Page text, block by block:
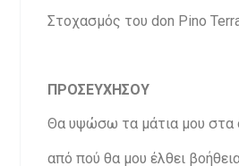
Στοχασμός του don Pino
ΠΡΟΣΕΥΧΗΣΟΥ
Θα υψώσω τα μάτια μου στα
από πού θα μου έλθει